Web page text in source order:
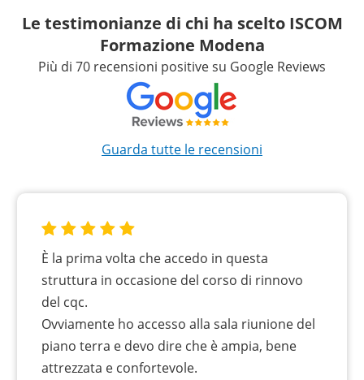
Le testimonianze di chi ha scelto ISCOM
Formazione Modena
Più di 70 recensioni positive su Google Reviews
Guarda tutte le recensioni
È la prima volta che accedo in questa
struttura in occasione del corso di rinnovo
del cqc.
Ovviamente ho accesso alla sala riunione del
piano terra e devo dire che è ampia, bene
attrezzata e confortevole.